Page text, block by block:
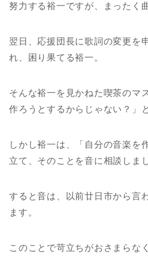
努力する裕一ですが、まったく
翌日、応援団長に歌詞の変更を
れ、困り果てる裕一。
そんな裕一を見かねた喫茶のマ
作ろうとするからじゃない？」
しかし裕一は、「自分の音楽を
立て、そのことを音に相談しま
すると音は、以前廿日市から言
ます。
このことで苛立ちがおさまらな